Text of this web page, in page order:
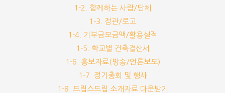
1-2. 함께하는 사람/단체
1-3. 정관/로고
1-4. 기부금모금액/활용실적
1-5. 학교별 건축결산서
1-6. 홍보자료(방송/언론보도)
1-7. 정기총회 및 행사
1-8. 드림스드림 소개자료 다운받기